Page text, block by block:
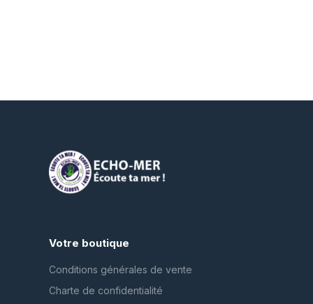
Votre boutique
Conditions générales de vente
Charte de confidentialité